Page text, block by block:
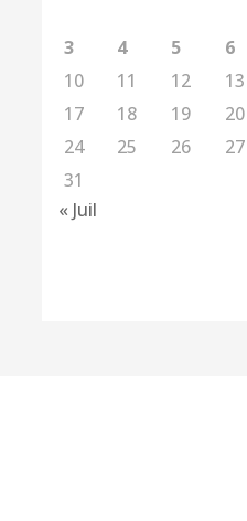
3
4 5 6
10
11 12 13
17
18 19 20
24
25 26 27
31
« Juil